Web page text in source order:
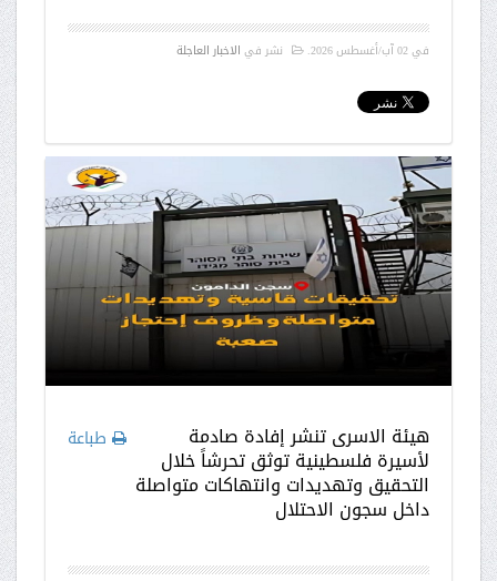
في02 آب/أغسطس 2026 . نشر في الاخبار العاجلة
طباعة هيئة الاسرى تنشر إفادة صادمة
لأسيرة فلسطينية توثق تحرشاً خلال
التحقيق وتهديدات وانتهاكات متواصلة
داخل سجون الاحتلال